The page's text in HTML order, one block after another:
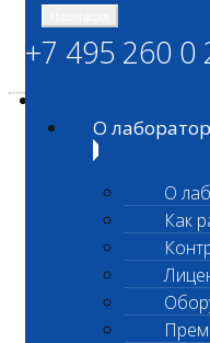
Независимая
+7 495 260 0
О
О
Как